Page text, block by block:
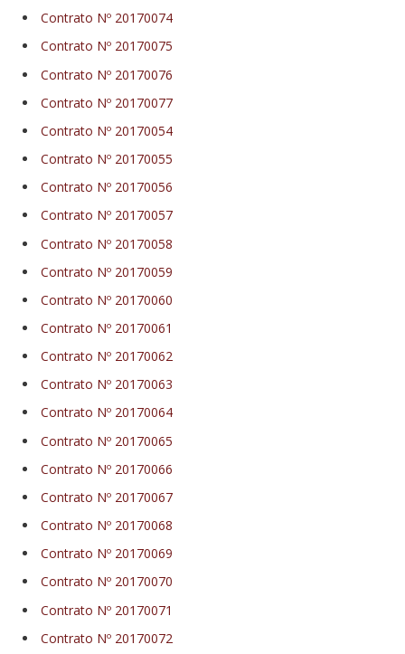
Contrato Nº 20170074
Contrato Nº 20170075
Contrato Nº 20170076
Contrato Nº 20170077
Contrato Nº 20170054
Contrato Nº 20170055
Contrato Nº 20170056
Contrato Nº 20170057
Contrato Nº 20170058
Contrato Nº 20170059
Contrato Nº 20170060
Contrato Nº 20170061
Contrato Nº 20170062
Contrato Nº 20170063
Contrato Nº 20170064
Contrato Nº 20170065
Contrato Nº 20170066
Contrato Nº 20170067
Contrato Nº 20170068
Contrato Nº 20170069
Contrato Nº 20170070
Contrato Nº 20170071
Contrato Nº 20170072